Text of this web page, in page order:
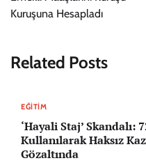
Kuruşuna Hesapladı
Related Posts
EĞITIM
‘Hayali Staj’
Kullanılarak Haksız
Gözaltında